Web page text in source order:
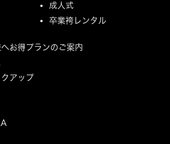
成人式
卒業袴レンタル
お得プランのご案内
アップ